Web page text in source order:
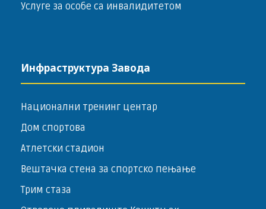
Услуге за особе са инвалидитетом
Инфраструктура Завода
Национални тренинг центар
Дом спортова
Атлетски стадион
Вештачка стена за спортско пењање
Трим стаза